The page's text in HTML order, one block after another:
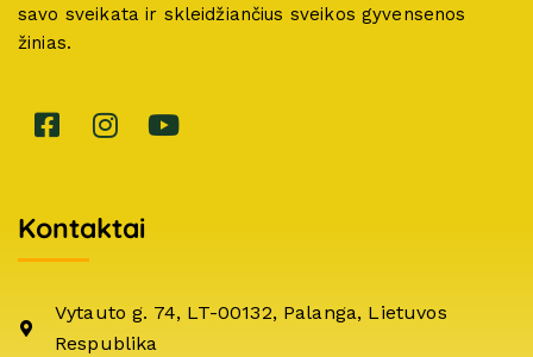
savo sveikata ir skleidžiančius sveikos gyvensenos
žinias.
Kontaktai
Vytauto g. 74, LT-00132, Palanga, Lietuvos
Respublika